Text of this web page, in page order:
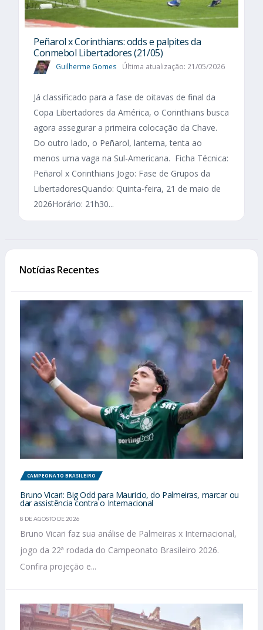
Peñarol x Corinthians: odds e palpites da
Conmebol Libertadores (21/05)
Guilherme Gomes Última atualização: 21/05/2026
Já classificado para a fase de oitavas de final da
Copa Libertadores da América, o Corinthians busca
agora assegurar a primeira colocação da Chave.
Do outro lado, o Peñarol, lanterna, tenta ao
menos uma vaga na Sul-Americana. Ficha Técnica:
Peñarol x Corinthians Jogo: Fase de Grupos da
LibertadoresQuando: Quinta-feira, 21 de maio de
2026Horário: 21h30...
Notícias Recentes
CAMPEONATO BRASILEIRO
Bruno Vicari: Big Odd para Mauricio, do Palmeiras, marcar ou
dar assistência contra o Internacional
8 DE AGOSTO DE 2026
Bruno Vicari faz sua análise de Palmeiras x Internacional,
jogo da 22ª rodada do Campeonato Brasileiro 2026.
Confira projeção e...